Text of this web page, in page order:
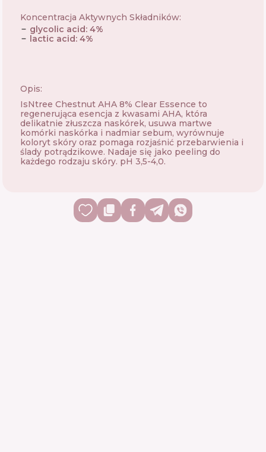
Koncentracja Aktywnych Składników:
glycolic acid: 4%
lactic acid: 4%
Opis:
IsNtree Chestnut AHA 8% Clear Essence to
regenerująca esencja z kwasami AHA, która
delikatnie złuszcza naskórek, usuwa martwe
komórki naskórka i nadmiar sebum, wyrównuje
koloryt skóry oraz pomaga rozjaśnić przebarwienia i
ślady potrądzikowe. Nadaje się jako peeling do
każdego rodzaju skóry. pH 3,5-4,0.